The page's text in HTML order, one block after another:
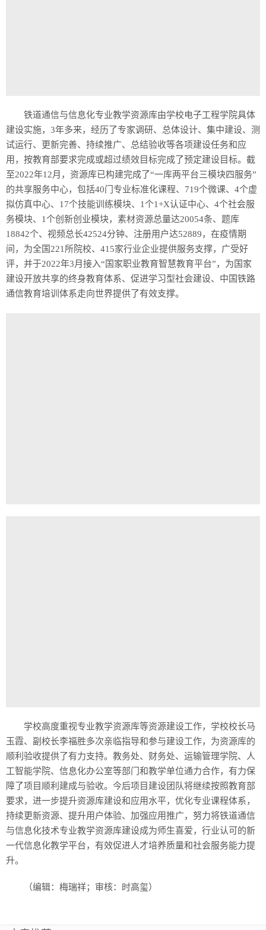
铁道通信与信息化专业教学资源库由学校电子工程学院具体
建设实施，3年多来，经历了专家调研、总体设计、集中建设、测
试运行、更新完善、持续推广、总结验收等各项建设任务和应
用，按教育部要求完成或超过绩效目标完成了预定建设目标。截
至2022年12月，资源库已构建完成了“一库两平台三模块四服务”
的共享服务中心，包括40门专业标准化课程、719个微课、4个虚
拟仿真中心、17个技能训练模块、1个1+X认证中心、4个社会服
务模块、1个创新创业模块，素材资源总量达20054条、题库
18842个、视频总长42524分钟、注册用户达52889，在疫情期
间，为全国221所院校、415家行业企业提供服务支撑，广受好
评，并于2022年3月接入“国家职业教育智慧教育平台”，为国家
建设开放共享的终身教育体系、促进学习型社会建设、中国铁路
通信教育培训体系走向世界提供了有效支撑。
学校高度重视专业教学资源库等资源建设工作，学校校长马
玉霞、副校长李福胜多次亲临指导和参与建设工作，为资源库的
顺利验收提供了有力支持。教务处、财务处、运输管理学院、人
工智能学院、信息化办公室等部门和教学单位通力合作，有力保
障了项目顺利建成与验收。今后项目建设团队将继续按照教育部
要求，进一步提升资源库建设和应用水平，优化专业课程体系，
持续更新资源、提升用户体验、加强应用推广，努力将铁道通信
与信息化技术专业教学资源库建设成为师生喜爱，行业认可的新
一代信息化教学平台，有效促进人才培养质量和社会服务能力提
升。
（编辑：梅瑞祥；审核：时高玺）